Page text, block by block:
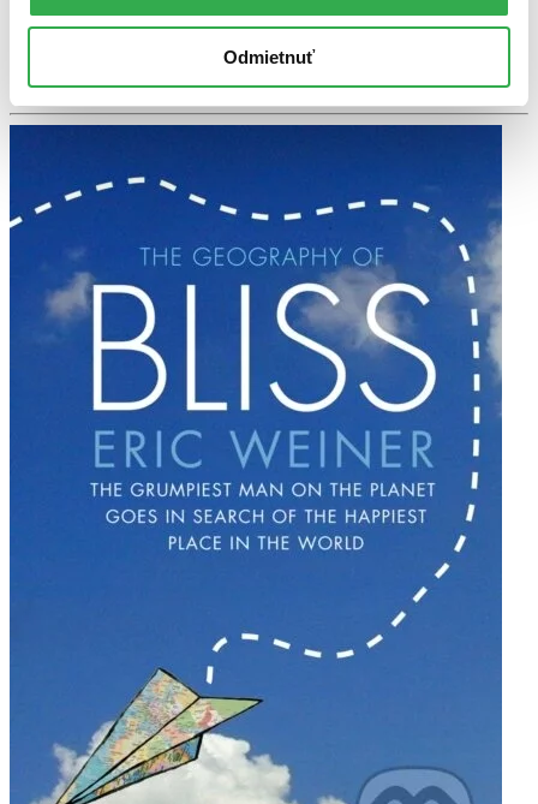
Odmietnuť
vám ho vieme zabezpečiť a odoslať do 4 – 5 dní. A
posnažíme sa aj trochu rýchlejšie!
Vložiť do košíka